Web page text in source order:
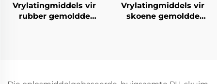
Vrylatingmiddels vir
rubber gemoldde
Vrylatingmiddels vir
skoene gemoldde